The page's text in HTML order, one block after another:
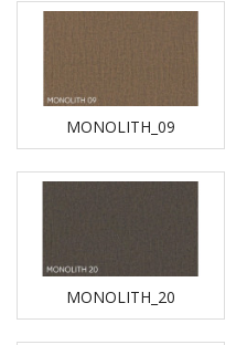
MONOLITH_09
MONOLITH_20